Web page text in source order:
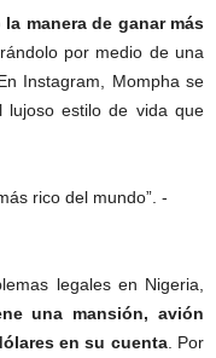
manera de ganar más
por medio de una
Instagram, Mompha se
lujoso estilo de vida que
legales en Nigeria,
una mansión, avión
en su cuenta. Por